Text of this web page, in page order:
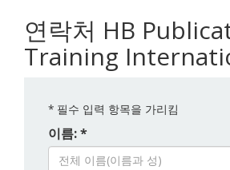
연락처 HB
Training
* 필수 입력 항목을 가리킴
이름: *